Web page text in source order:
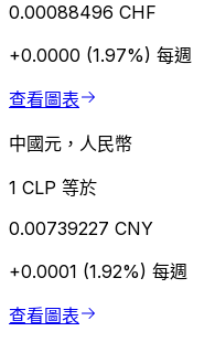
0.00088496 CHF
+0.0000 (1.97%) 每週
查看圖表
中國元，人民幣
1 CLP 等於
0.00739227 CNY
+0.0001 (1.92%) 每週
查看圖表